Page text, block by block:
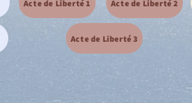
Acte de Liberté 1 Acte de Liberté 2
Acte de Liberté 3